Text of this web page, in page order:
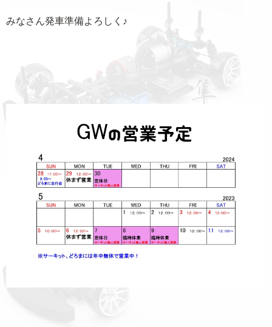
みなさん発車準備よろしく♪